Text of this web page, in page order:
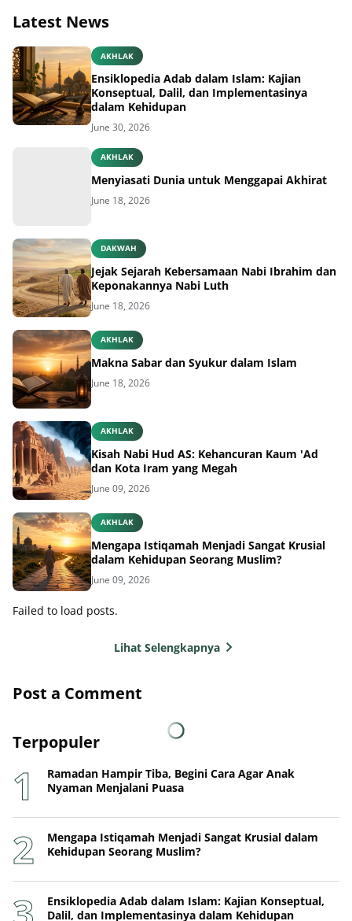
Latest News
AKHLAK
Ensiklopedia Adab dalam Islam: Kajian
Konseptual, Dalil, dan Implementasinya
dalam Kehidupan
June 30, 2026
AKHLAK
Menyiasati Dunia untuk Menggapai Akhirat
June 18, 2026
DAKWAH
Jejak Sejarah Kebersamaan Nabi Ibrahim dan
Keponakannya Nabi Luth
June 18, 2026
AKHLAK
Makna Sabar dan Syukur dalam Islam
June 18, 2026
AKHLAK
Kisah Nabi Hud AS: Kehancuran Kaum 'Ad
dan Kota Iram yang Megah
June 09, 2026
AKHLAK
Mengapa Istiqamah Menjadi Sangat Krusial
dalam Kehidupan Seorang Muslim?
June 09, 2026
Failed to load posts.
Lihat Selengkapnya
Post a Comment
Terpopuler
Ramadan Hampir Tiba, Begini Cara Agar Anak
Nyaman Menjalani Puasa
Mengapa Istiqamah Menjadi Sangat Krusial dalam
Kehidupan Seorang Muslim?
Ensiklopedia Adab dalam Islam: Kajian Konseptual,
Dalil, dan Implementasinya dalam Kehidupan